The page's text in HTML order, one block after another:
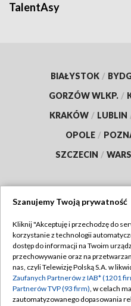
TalentAsy
BIAŁYSTOK /
GORZÓW WLKP. /
KRAKÓW / LUBLIN
OPOLE /
SZCZECIN /
Abonament TVP
Emisja w TVP
Centrum informacji TVP
Polityka
Szanujemy Twoją prywatność
Kliknij "Akceptuję i przechodzę do
korzystanie z technologii
dostęp do informacji na Twoim
przechowywanie oraz na
nas, czyli Telewizję Polską S.A. w
Zaufanych Partnerów z IAB* (1201
Partnerów TVP (93 firm), w celach
zautomatyzowanego dopasowania